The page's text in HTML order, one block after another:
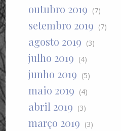
outubro 2019 (7)
setembro 2019 (7)
agosto 2019 (3)
julho 2019 (4)
junho 2019 (5)
maio 2019 (4)
abril 2019 (3)
março 2019 (3)